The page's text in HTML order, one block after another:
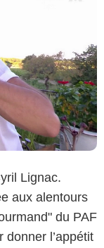
Lignac.
aux alentours
du PAF
donner l’appétit